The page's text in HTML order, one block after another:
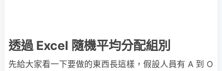
透過 Excel 隨機平均分配組別
先給大家看一下要做的東西長這樣，假設人員有 A 到 O